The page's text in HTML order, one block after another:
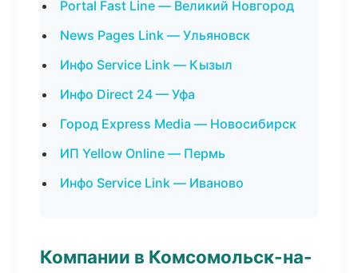
Portal Fast Line — Великий Новгород
News Pages Link — Ульяновск
Инфо Service Link — Кызыл
Инфо Direct 24 — Уфа
Город Express Media — Новосибирск
ИП Yellow Online — Пермь
Инфо Service Link — Иваново
Компании в Комсомольск-на-